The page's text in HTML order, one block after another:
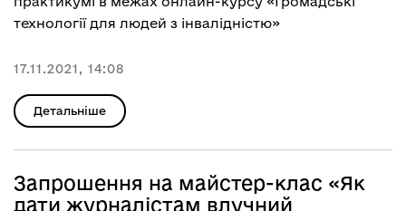
технології для людей з інвалідністю»
17.11.2021, 14:08
Детальніше
Запрошення на майстер-клас «Як
дати журналістам влучний